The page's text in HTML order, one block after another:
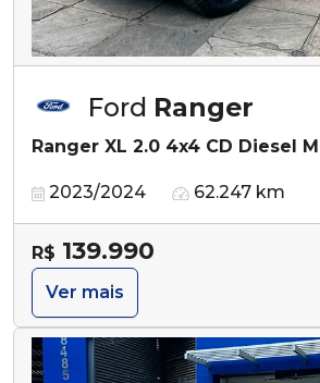
Ford Ranger
Ranger XL 2.0 4x4 CD Diesel
2023/2024 62.247 km
R$ 139.990
Ver mais